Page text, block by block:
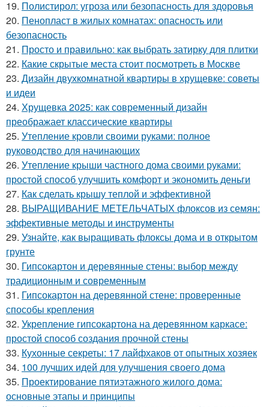
19. Полистирол: угроза или безопасность для здоровья
20. Пенопласт в жилых комнатах: опасность или
безопасность
21. Просто и правильно: как выбрать затирку для плитки
22. Какие скрытые места стоит посмотреть в Москве
23. Дизайн двухкомнатной квартиры в хрущевке: советы
и идеи
24. Хрущевка 2025: как современный дизайн
преображает классические квартиры
25. Утепление кровли своими руками: полное
руководство для начинающих
26. Утепление крыши частного дома своими руками:
простой способ улучшить комфорт и экономить деньги
27. Как сделать крышу теплой и эффективной
28. ВЫРАЩИВАНИЕ МЕТЕЛЬЧАТЫХ флоксов из семян:
эффективные методы и инструменты
29. Узнайте, как выращивать флоксы дома и в открытом
грунте
30. Гипсокартон и деревянные стены: выбор между
традиционным и современным
31. Гипсокартон на деревянной стене: проверенные
способы крепления
32. Укрепление гипсокартона на деревянном каркасе:
простой способ создания прочной стены
33. Кухонные секреты: 17 лайфхаков от опытных хозяек
34. 100 лучших идей для улучшения своего дома
35. Проектирование пятиэтажного жилого дома:
основные этапы и принципы